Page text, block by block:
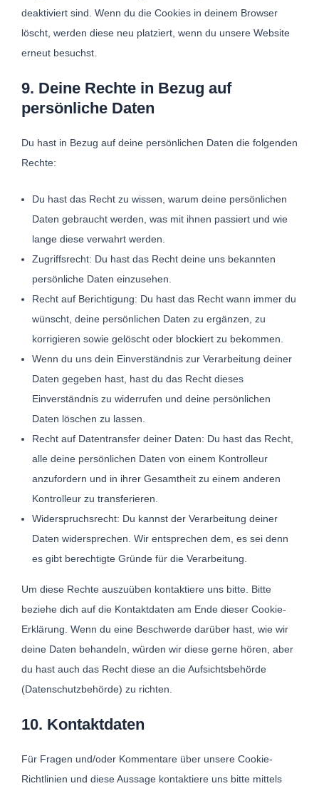
deaktiviert sind. Wenn du die Cookies in deinem Browser
löscht, werden diese neu platziert, wenn du unsere Website
erneut besuchst.
9. Deine Rechte in Bezug auf
persönliche Daten
Du hast in Bezug auf deine persönlichen Daten die folgenden
Rechte:
Du hast das Recht zu wissen, warum deine persönlichen
Daten gebraucht werden, was mit ihnen passiert und wie
lange diese verwahrt werden.
Zugriffsrecht: Du hast das Recht deine uns bekannten
persönliche Daten einzusehen.
Recht auf Berichtigung: Du hast das Recht wann immer du
wünscht, deine persönlichen Daten zu ergänzen, zu
korrigieren sowie gelöscht oder blockiert zu bekommen.
Wenn du uns dein Einverständnis zur Verarbeitung deiner
Daten gegeben hast, hast du das Recht dieses
Einverständnis zu widerrufen und deine persönlichen
Daten löschen zu lassen.
Recht auf Datentransfer deiner Daten: Du hast das Recht,
alle deine persönlichen Daten von einem Kontrolleur
anzufordern und in ihrer Gesamtheit zu einem anderen
Kontrolleur zu transferieren.
Widerspruchsrecht: Du kannst der Verarbeitung deiner
Daten widersprechen. Wir entsprechen dem, es sei denn
es gibt berechtigte Gründe für die Verarbeitung.
Um diese Rechte auszuüben kontaktiere uns bitte. Bitte
beziehe dich auf die Kontaktdaten am Ende dieser Cookie-
Erklärung. Wenn du eine Beschwerde darüber hast, wie wir
deine Daten behandeln, würden wir diese gerne hören, aber
du hast auch das Recht diese an die Aufsichtsbehörde
(Datenschutzbehörde) zu richten.
10. Kontaktdaten
Für Fragen und/oder Kommentare über unsere Cookie-
Richtlinien und diese Aussage kontaktiere uns bitte mittels